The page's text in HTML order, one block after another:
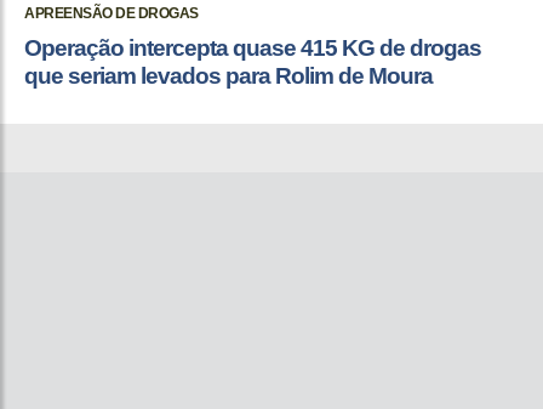
APREENSÃO DE DROGAS
Operação intercepta quase 415 KG de drogas
que seriam levados para Rolim de Moura